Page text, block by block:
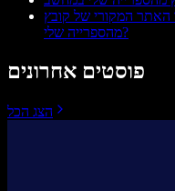
המקורי של קובץ
מהספרייה שלי?
פוסטים אחרונים
הצג הכל